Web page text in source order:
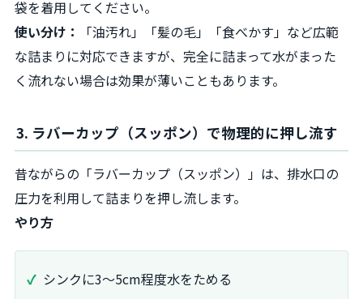
袋を着用してください。
使い分け：
「油汚れ」「髪の毛」「食べかす」など広範
な詰まりに対応できますが、完全に詰まって水がまった
く流れない場合は効果が薄いこともあります。
3. ラバーカップ（スッポン）で物理的に押し流す
昔ながらの「ラバーカップ（スッポン）」は、排水口の
圧力を利用して詰まりを押し流します。
やり方
シンクに3〜5cm程度水をためる